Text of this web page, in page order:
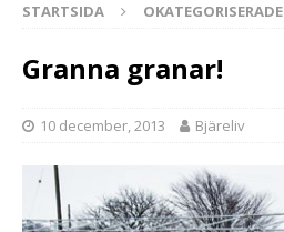
STARTSIDA OKATEGORISERADE
Granna granar!
10 december, 2013 Bjäreliv